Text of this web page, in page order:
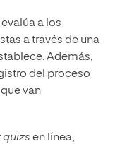
a los
a través de una
Además,
del proceso
van
quizs en línea,